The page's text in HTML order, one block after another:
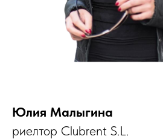
Юлия Малыгина
риелтор Clubrent S.L.